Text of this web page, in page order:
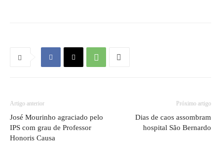
Artigo anterior
José Mourinho agraciado pelo
IPS com grau de Professor
Honoris Causa
Próximo artigo
Dias de caos assombram
hospital São Bernardo